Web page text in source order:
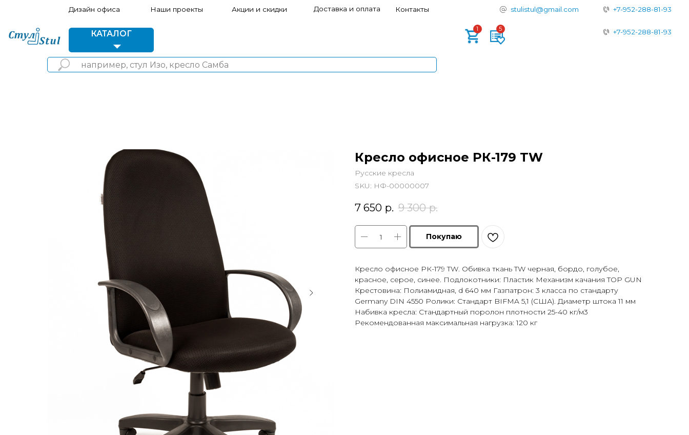
Дизайн офиса Контакты +7-952-288-81-93
stulistul@gmail.com
Доставка и оплата
Наши проекты Акции и скидки
КАТАЛОГ
Кресло офисное РК-179 TW
Русские кресла
SKU: НФ-00000007
7 650 р. 9 300 р.
Покупаю
Кресло офисное РК-179 TW. Обивка ткань TW черная, бордо, голубое,
красное, серое, синее. Подлокотники: Пластик Механизм качания TOP GUN
Крестовина: Полиамидная, d 640 мм Газпатрон: 3 класса по стандарту
Germany DIN 4550 Ролики: Стандарт BIFMA 5,1 (США). Диаметр штока 11 мм
Набивка кресла: Стандартный поролон плотности 25-40 кг/м3
Рекомендованная максимальная нагрузка: 120 кг